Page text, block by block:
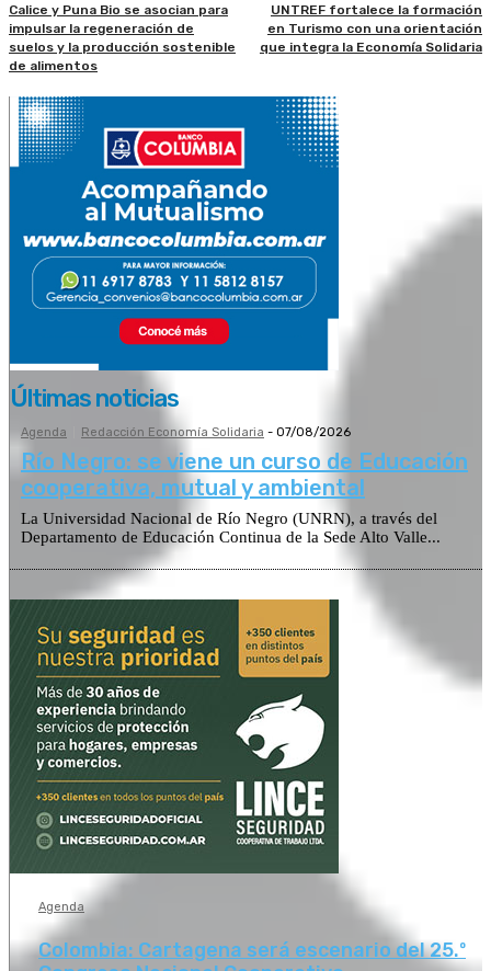
Calice y Puna Bio se asocian para
impulsar la regeneración de
suelos y la producción sostenible
de alimentos
UNTREF fortalece la formación
en Turismo con una orientación
que integra la Economía Solidaria
Últimas noticias
Agenda Redacción Economía Solidaria - 07/08/2026
Río Negro: se viene un curso de Educación
cooperativa, mutual y ambiental
La Universidad Nacional de Río Negro (UNRN), a través del
Departamento de Educación Continua de la Sede Alto Valle...
Agenda
Colombia: Cartagena será escenario del 25.º